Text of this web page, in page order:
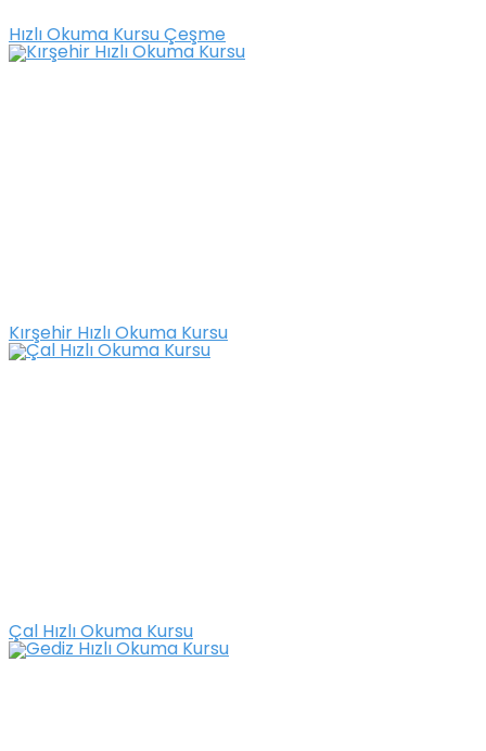
Hızlı Okuma Kursu Çeşme
Kırşehir Hızlı Okuma Kursu
Çal Hızlı Okuma Kursu